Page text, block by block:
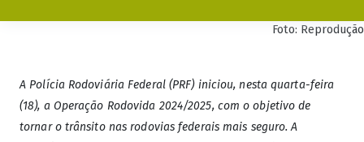
Foto: Reprodução
A Polícia Rodoviária Federal (PRF) iniciou, nesta quarta-feira
(18), a Operação Rodovida 2024/2025, com o objetivo de
tornar o trânsito nas rodovias federais mais seguro. A